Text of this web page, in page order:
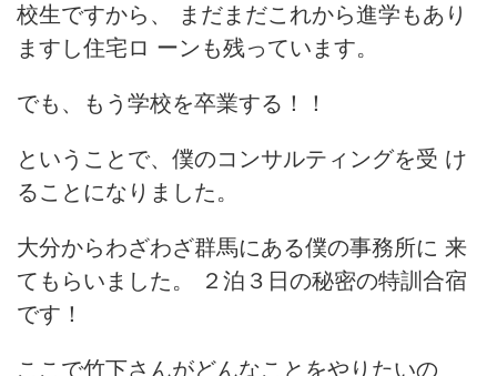
校生ですから、 まだまだこれから進学もあり
ますし住宅ロ ーンも残っています。
でも、もう学校を卒業する！！
ということで、僕のコンサルティングを受 け
ることになりました。
大分からわざわざ群馬にある僕の事務所に 来
てもらいました。 ２泊３日の秘密の特訓合宿
です！
ここで竹下さんがどんなことをやりたいの